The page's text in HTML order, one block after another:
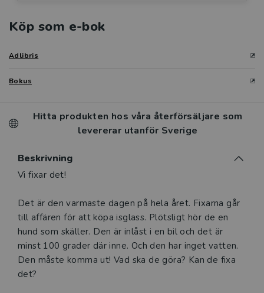
Köp som e-bok
Adlibris
Bokus
Hitta produkten hos våra återförsäljare som
levererar utanför Sverige
Beskrivning
Beskrivning
Vi fixar det!
Det är den varmaste dagen på hela året. Fixarna går
till affären för att köpa isglass. Plötsligt hör de en
hund som skäller. Den är inlåst i en bil och det är
minst 100 grader där inne. Och den har inget vatten.
Den måste komma ut! Vad ska de göra? Kan de fixa
det?